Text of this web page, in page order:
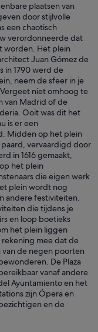
plaatsen van
door stijlvolle
een chaotisch
verordonneerde dat
worden. Het plein
Juan Gómez de
in 1790 werd de
neem de sfeer in je
niet omhoog te
van Madrid of de
Ooit was dit het
is er een
Midden op het plein
vervaardigd door
in 1616 gemaakt,
het plein
die eigen werk
plein wordt nog
andere festiviteiten.
die tijdens je
en loop boetieks
het plein liggen
rekening mee dat de
van de negen poorten
De Plaza
vanaf andere
Ayuntamiento en het
zijn Ópera en
en de